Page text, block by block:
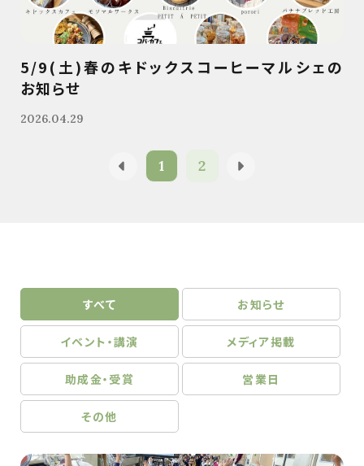
5/9(土)春のキドックスコーヒーマルシェの
お知らせ
2026.04.29
1 2
すべて お知らせ
イベント・講演 メディア掲載
助成金・受賞 営業日
その他